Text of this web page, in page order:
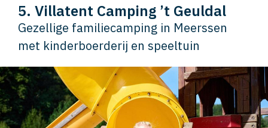
5. Villatent Camping ’t Geuldal
Gezellige familiecamping in Meerssen
met kinderboerderij en speeltuin